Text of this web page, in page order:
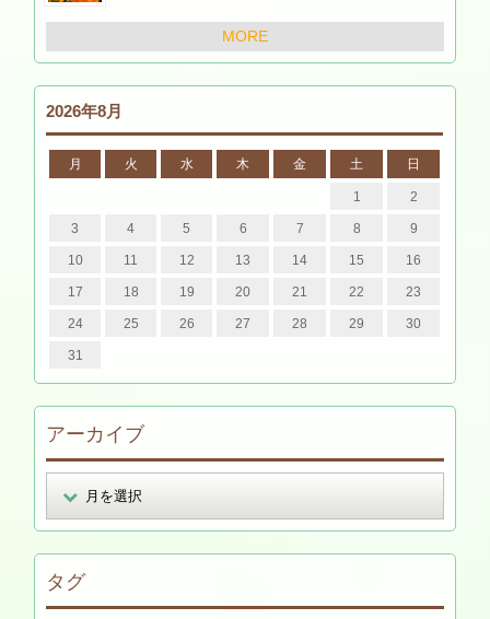
MORE
2026年8月
月 火 水 木 金 土 日
1 2
3 4 5 6 7 8 9
10 11 12 13 14 15 16
17 18 19 20 21 22 23
24 25 26 27 28 29 30
31
アーカイブ
タグ